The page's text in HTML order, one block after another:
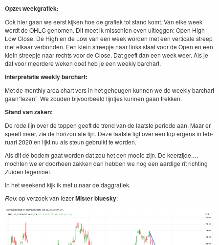
Opzet week­grafiek:
Ook hier gaan we eerst kijken hoe de grafiek tot stand komt. Van elke week
wordt de OHLC genomen. Dit moet ik miss­chien even uit­leggen: Open High
Low Close. De High en de Low van een week wor­den met een ver­ti­cale streep
met elka­ar ver­bon­den. Een klein streep­je naar links staat voor de Open en een
klein streep­je naar rechts voor de Close. Dat geeft dan een week weer. Als je
dat voor meerdere weken doet heb je een week­ly barchart.
Inter­pre­tatie week­ly barchart:
Met de month­ly area chart vers in het geheugen kun­nen we de week­ly bar­chart
gaan​“lezen”. We zouden bijvoor­beeld lijn­t­jes kun­nen gaan trekken.
Stand van zaken:
De rode lijn over de top­pen geeft de trend van de laat­ste peri­ode aan. Maar er
speelt meer, zie de hor­i­zon­tale lijn. Deze laat­ste ligt over een top ergens in feb­
ru­ari 2020 en lijkt nu als ste­un gebruikt te worden.
Als dit dé bodem gaat wor­den dat zou het een mooie zijn. De keerzijde.…
mochten we er doorheen zakken dan hebben we nog een aardi­ge rit richt­ing
Zuiden tegemoet.
In het week­end kijk ik met u naar de daggrafiek.
Relxop ver­zoek van lez­erMis­ter bluesky: